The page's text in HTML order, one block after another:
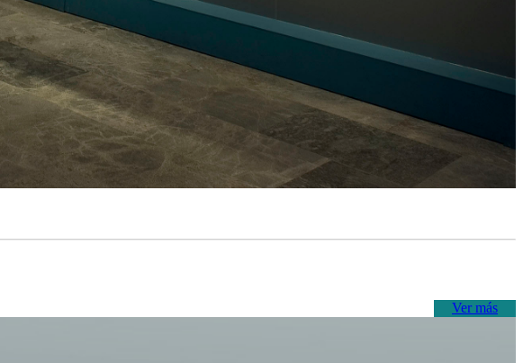
Ver más